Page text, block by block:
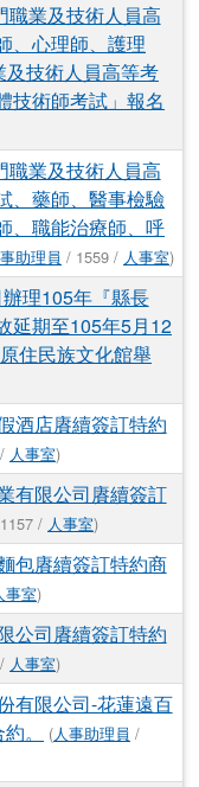
職業及技術人員高
、心理師、護理
技術人員高等考
技術師考試」報名
職業及技術人員高
、藥師、醫事檢驗
、職能治療師、呼
助理員 / 1559 / 人事室)
理105年『縣長
延期至105年5月12
住民族文化館舉
酒店賡續簽訂特約
人事室)
有限公司賡續簽訂
/ 人事室)
包賡續簽訂特約商
事室)
公司賡續簽訂特約
人事室)
有限公司-花蓮遠百
。
(人事助理員 /